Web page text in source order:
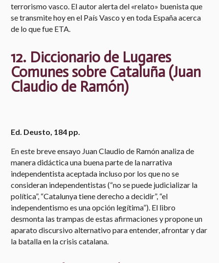
terrorismo vasco. El autor alerta del «relato» buenista que
se transmite hoy en el País Vasco y en toda España acerca
de lo que fue ETA.
12. Diccionario de Lugares
Comunes sobre Cataluña (Juan
Claudio de Ramón)
Ed. Deusto, 184 pp.
En este breve ensayo Juan Claudio de Ramón analiza de
manera didáctica una buena parte de la narrativa
independentista aceptada incluso por los que no se
consideran independentistas (“no se puede judicializar la
política”, “Catalunya tiene derecho a decidir”, “el
independentismo es una opción legítima”). El libro
desmonta las trampas de estas afirmaciones y propone un
aparato discursivo alternativo para entender, afrontar y dar
la batalla en la crisis catalana.